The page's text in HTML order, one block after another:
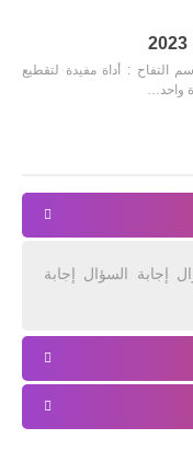
التفاح : أداة مفيدة لتقطيع
واحد…
إجابة السؤال إجابة